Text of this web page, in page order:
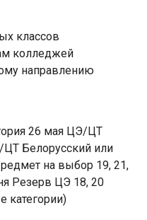
классов
колледжей
направлению
26 мая ЦЭ/ЦТ
Белорусский или
на выбор 19, 21,
Резерв ЦЭ 18, 20
категории)